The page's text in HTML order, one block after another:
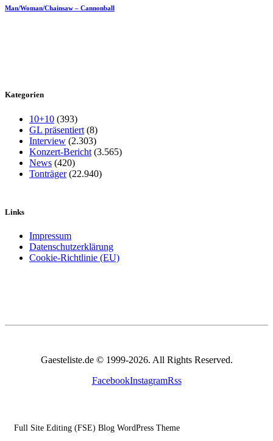
Man/Woman/Chainsaw – Cannonball
Kategorien
10+10 (393)
GL präsentiert (8)
Interview (2.303)
Konzert-Bericht (3.565)
News (420)
Tonträger(22.940)
Links
Impressum
Datenschutzerklärung
Cookie-Richtlinie (EU)
Gaesteliste.de © 1999-2026. All Rights Reserved.
FacebookInstagramRss
Full Site Editing (FSE) Blog WordPress Theme